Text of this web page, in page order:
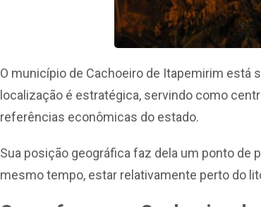
O município de Cachoeiro de Itapemirim está
localização é estratégica, servindo como
referências econômicas do estado.
Sua posição geográfica faz dela um ponto de
mesmo tempo, estar relativamente perto do